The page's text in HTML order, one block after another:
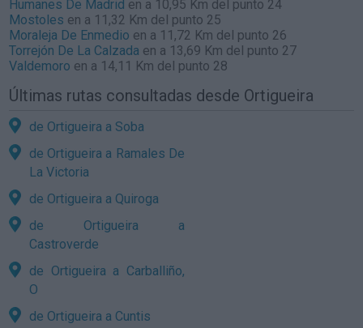
Humanes De Madrid en a 10,95 Km del punto 24
Mostoles en a 11,32 Km del punto 25
Moraleja De Enmedio en a 11,72 Km del punto 26
Torrejón De La Calzada en a 13,69 Km del punto 27
Valdemoro en a 14,11 Km del punto 28
Últimas rutas consultadas desde Ortigueira
de Ortigueira a Soba
de Ortigueira a Ramales De
La Victoria
de Ortigueira a Quiroga
de Ortigueira a
Castroverde
de Ortigueira a Carballiño,
O
de Ortigueira a Cuntis